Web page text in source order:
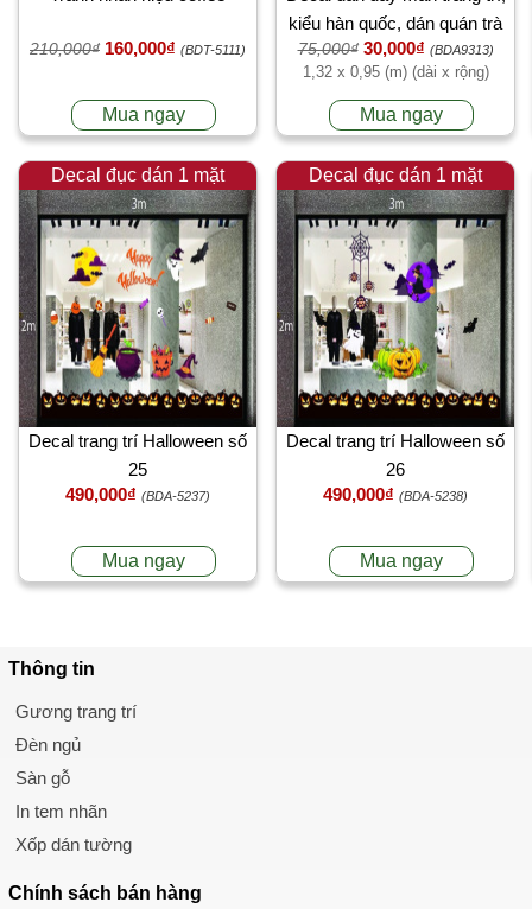
210,000₫ 160,000₫ (BDT-5111)
Mua ngay
kiểu hàn quốc, dán quán trà
sữa, tại TPHCM sau dán 1,32
x 0,95 (m) (dài x rộng)
75,000₫ 30,000₫ (BDA9313)
1,32 x 0,95 (m) (dài x rộng)
Mua ngay
Decal đục dán 1 mặt
Decal trang trí Halloween số
25
490,000₫ (BDA-5237)
Mua ngay
Decal đục dán 1 mặt
Decal trang trí Halloween số
26
490,000₫ (BDA-5238)
Mua ngay
Thông tin
Gương trang trí
Đèn ngủ
Sàn gỗ
In tem nhãn
Xốp dán tường
Chính sách bán hàng